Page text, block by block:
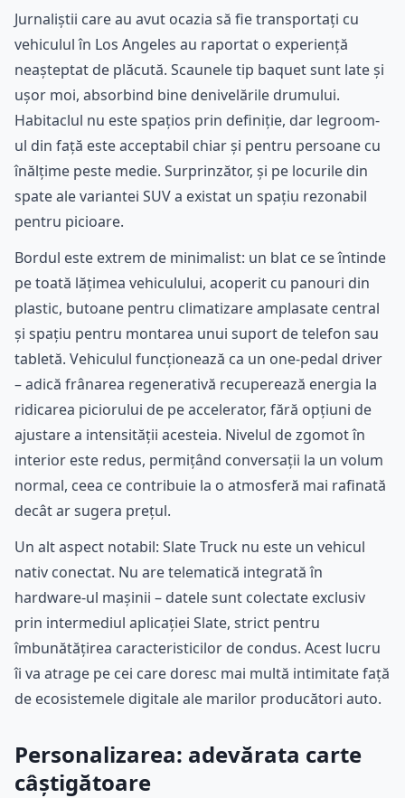
Jurnaliștii care au avut ocazia să fie transportați cu
vehiculul în Los Angeles au raportat o experiență
neașteptat de plăcută. Scaunele tip baquet sunt late și
ușor moi, absorbind bine denivelările drumului.
Habitaclul nu este spațios prin definiție, dar legroom-
ul din față este acceptabil chiar și pentru persoane cu
înălțime peste medie. Surprinzător, și pe locurile din
spate ale variantei SUV a existat un spațiu rezonabil
pentru picioare.
Bordul este extrem de minimalist: un blat ce se întinde
pe toată lățimea vehiculului, acoperit cu panouri din
plastic, butoane pentru climatizare amplasate central
și spațiu pentru montarea unui suport de telefon sau
tabletă. Vehiculul funcționează ca un one-pedal driver
– adică frânarea regenerativă recuperează energia la
ridicarea piciorului de pe accelerator, fără opțiuni de
ajustare a intensității acesteia. Nivelul de zgomot în
interior este redus, permițând conversații la un volum
normal, ceea ce contribuie la o atmosferă mai rafinată
decât ar sugera prețul.
Un alt aspect notabil: Slate Truck nu este un vehicul
nativ conectat. Nu are telematică integrată în
hardware-ul mașinii – datele sunt colectate exclusiv
prin intermediul aplicației Slate, strict pentru
îmbunătățirea caracteristicilor de condus. Acest lucru
îi va atrage pe cei care doresc mai multă intimitate față
de ecosistemele digitale ale marilor producători auto.
Personalizarea: adevărata carte
câștigătoare